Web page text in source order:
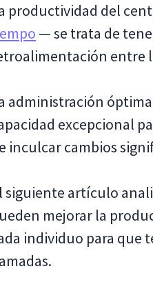
productividad del
— se trata de
entre
administración
excepcional
inculcar cambios
siguiente artículo
mejorar la
individuo para que